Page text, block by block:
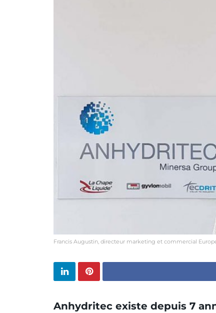
Francis Augustin, directeur marketing et commercial
Anhydritec existe depuis 7